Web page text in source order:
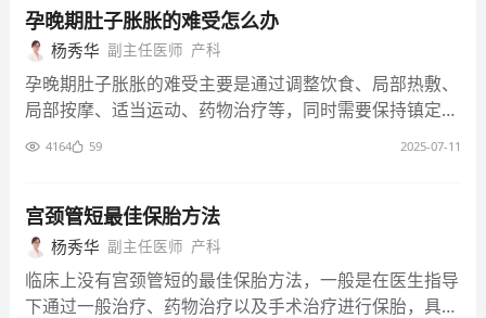
疗。按时按量服药，抑制病毒复制，保护免疫系统，降低
发病风险，提高生活质量。 定期复查监测： 治疗期间定
期复查，包括病毒载量、CD4+T淋巴细胞计数等指标。医
生依据结果调整治疗方案，确保治疗效果，及时发现潜在
问题并处理。
D4+T淋巴细胞数量持续下降，人体免疫功能逐步削弱，
无法有效抵御外界病原体入侵，从而极易感染各种疾病，
如肺炎、结核病等，健康防线崩塌。 引发多种并发症：
在免疫系统被严重破坏后，患者会并发多种严重疾病。神
肠道感染、腹泻等折磨，肿瘤发生率也大幅上升，如卡波
分中药能调节患者身体机能，增强免疫力，减轻抗病毒药
物副作用。且中医的针灸、推拿等疗法，可缓解患者不适
症状，提高患者生活舒适度。 艾滋病虽无法根治，但经
积极治疗，患者病情可得到良好控制。坚持规范治疗，多
数患者能显著延长生存期，生活质量也能得到提升。定期
复查，遵医嘱调整治疗方案，有助于更好应对疾病，降低
避免与多个性伴侣发生性行为，减少感染风险。定期进行
性健康检查，以便及时发现问题并采取措施，维护自身及
伴侣健康。 血液管理： 杜绝非法卖血、输血行为，确保
临床用血来源正规、检测合格。避免不必要的注射、纹
发热、疲劳、失眠、体重下降、食欲不振、肌肉疼痛等。
此外，还可能出现口腔疱疹、皮疹、指甲变形等皮肤症
状，以及频繁的尿路感染、生殖器溃疡等性传播疾病症
状。 3、艾滋病期： 全身症状：持续发热、体重明显下
等，严重时可能出现痰中带血。 消化系统症状：严重腹
力减退、注意力不集中、头痛、失眠，甚至可能出现昏
迷、偏瘫等严重症状。 皮肤和黏膜症状：皮肤可能变得
更加苍白，或出现紫斑、红斑等异常色素沉积；口腔溃
疡、牙龈出血等口腔症状也可能出现。 需要注意的是，
泌物等体液，避免病毒与人体黏膜组织直接接触。在正确
操作且避孕套质量合格的前提下，全程规范使用可有效阻
挡艾滋病毒，大量研究数据表明，规范使用避孕套能将艾
滋病毒的性传播风险降低约80%，为预防艾滋病毒传播筑
起一道坚实防线。 但避孕套使用不当会严重削弱防护效
果。比如，在性行为开始后才匆忙佩戴，或结束前过早取
外，若选择的避孕套尺寸不合适，过紧容易导致破裂，过
松则可能发生滑落，这些情况都会让艾滋病毒获得可乘之
机，增加感染风险。同时，使用前未仔细检查避孕套是否
存在破损、过期，也会使防护失效。 性行为过程中的复
杂性也会影响防护效果。某些特殊的性行为方式，如肛
孕晚期肚子胀胀的难受怎么办
杨秀华 副主任医师 产科
孕晚期肚子胀胀的难受主要是通过调整饮食、局部热敷、
局部按摩、适当运动、药物治疗等，同时需要保持镇定，
避免过度紧张、焦虑，以免导致不适症状更明显。 1、调
奶等，从而导致肚子胀气，此时不需要特殊治疗，一段时
间内可自行缓解，平时注意避免一次性进食过多，可少食
多餐，饮食宜清淡易消化。 2、局部热敷： 还可能是因为
休息时空调直吹肚子，导致肚子着凉，从而表现为肚子胀
4164 59 2025-07-11
宫颈管短最佳保胎方法
杨秀华 副主任医师 产科
临床上没有宫颈管短的最佳保胎方法，一般是在医生指导
下通过一般治疗、药物治疗以及手术治疗进行保胎，具体